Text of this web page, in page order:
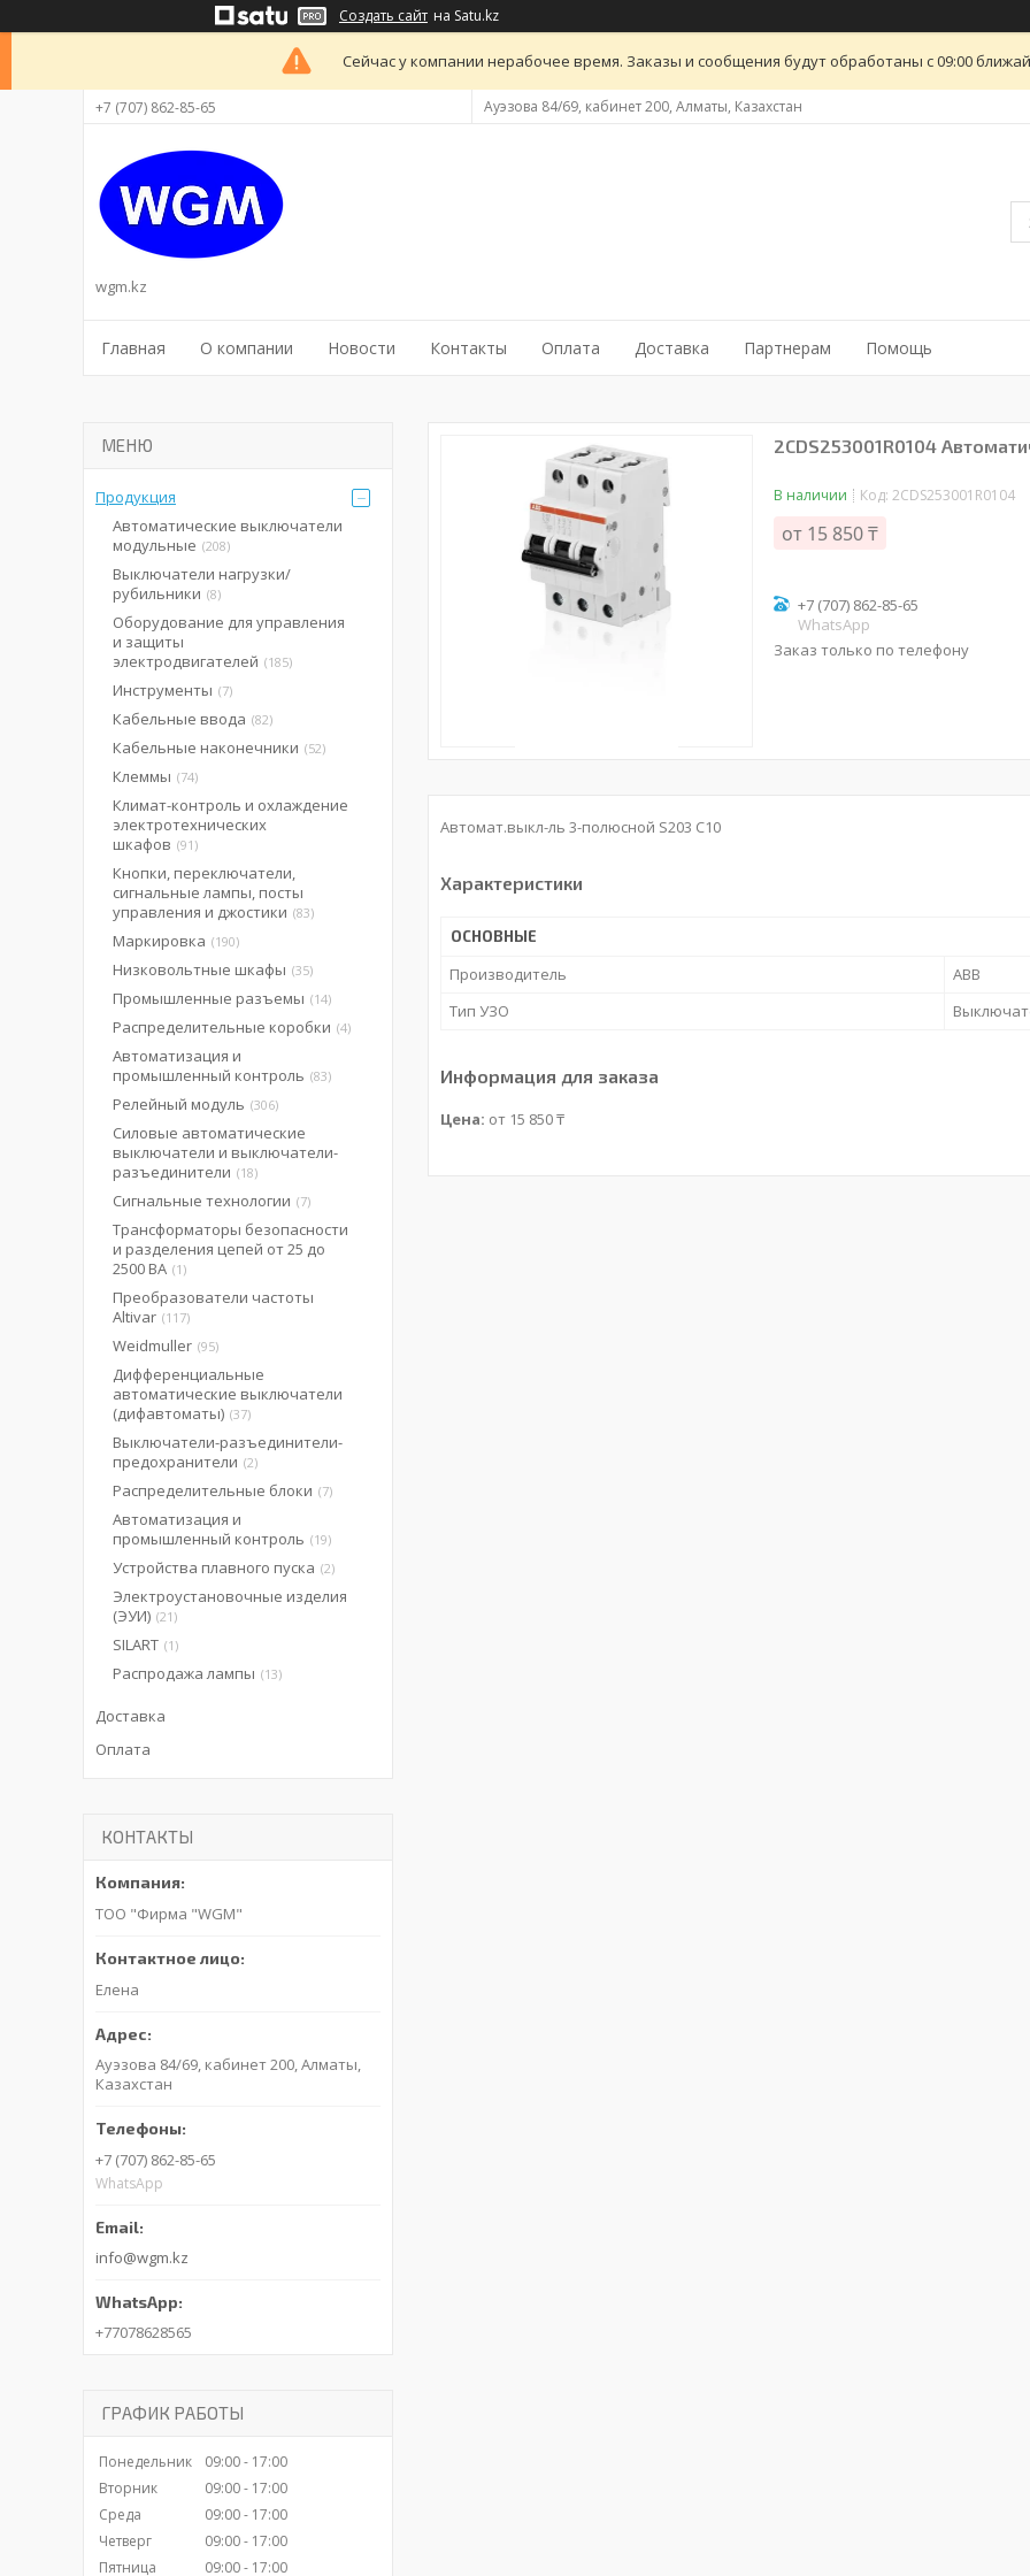
Создать сайт на Satu.kz
Сейчас у компании нерабочее время. Заказы и сообщения будут обработаны с 09:00
+7 (707) 862-85-65 Ауэзова 84/69, кабинет 200, Алматы, Казахстан
wgm.kz
Главная О компании Новости Контакты Оплата Доставка Партнерам Помощь
2CDS253001R0104
В наличии Код: 2CDS253001R0104
от 15 850 ₸
+7 (707) 862-85-65
WhatsApp
Заказ только по телефону
Автомат.выкл-ль 3-полюсной S203 C10
Характеристики
ОСНОВНЫЕ
Производитель
ABB
Тип УЗО
Информация для заказа
Цена: от 15 850 ₸
Продукция
Автоматические выключатели
модульные 208
Выключатели нагрузки/
рубильники 8
Оборудование для управления
и защиты
электродвигателей
185
Инструменты 7
Кабельные ввода 82
Кабельные наконечники 52
Клеммы 74
Климат-контроль и охлаждение
электротехнических
шкафов 91
Кнопки, переключатели,
сигнальные лампы, посты
управления и джостики 83
Маркировка 190
Низковольтные шкафы 35
Промышленные разъемы 14
Распределительные коробки 4
Автоматизация и
промышленный контроль 83
Релейный модуль 306
Силовые автоматические
выключатели и выключатели-
разъединители
18
Сигнальные технологии 7
Трансформаторы безопасности
и разделения цепей от 25 до
2500 ВА 1
Преобразователи частоты
Altivar 117
Weidmuller 95
Дифференциальные
автоматические выключатели
(дифавтоматы) 37
Выключатели-разъединители-
предохранители 2
Распределительные блоки 7
Автоматизация и
промышленный контроль
19
Устройства плавного пуска 2
Электроустановочные изделия
(ЭУИ) 21
SILART 1
Распродажа лампы 13
Доставка
Оплата
КОНТАКТЫ
ТОО "Фирма "WGM"
Елена
Ауэзова 84/69, кабинет 200, Алматы,
Казахстан
+7 (707) 862-85-65
WhatsApp
info@wgm.kz
+77078628565
ГРАФИК РАБОТЫ
Понедельник 09:00
17:00
Вторник
09:00
17:00
Среда
09:00
17:00
Четверг
09:00
17:00
Пятница
09:00 17:00